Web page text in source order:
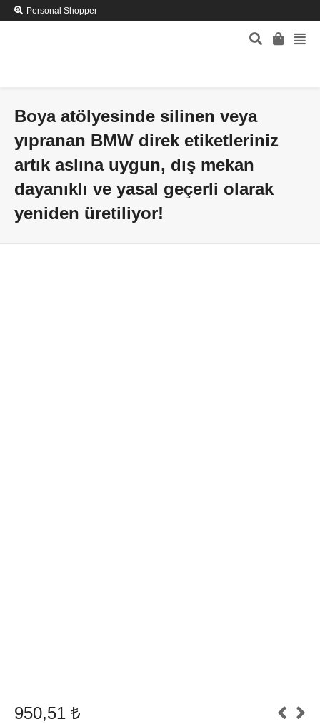
Personal Shopper
Boya atölyesinde silinen veya
yıpranan BMW direk etiketleriniz
artık aslına uygun, dış mekan
dayanıklı ve yasal geçerli olarak
yeniden üretiliyor!
950,51 ₺